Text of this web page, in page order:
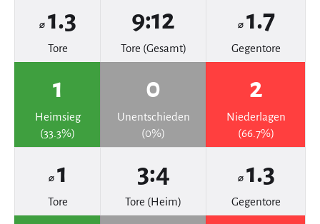
⌀ 1.3
Tore
9:12
Tore (Gesamt)
⌀ 1.7
Gegentore
1
Heimsieg
(33.3%)
0
Unentschieden
(0%)
2
Niederlagen
(66.7%)
⌀ 1
Tore
3:4
Tore (Heim)
⌀ 1.3
Gegentore